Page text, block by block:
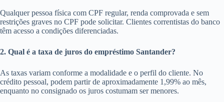
Qualquer pessoa física com CPF regular, renda comprovada e sem
restrições graves no CPF pode solicitar. Clientes correntistas do banco
têm acesso a condições diferenciadas.
2. Qual é a taxa de juros do empréstimo Santander?
As taxas variam conforme a modalidade e o perfil do cliente. No
crédito pessoal, podem partir de aproximadamente 1,99% ao mês,
enquanto no consignado os juros costumam ser menores.